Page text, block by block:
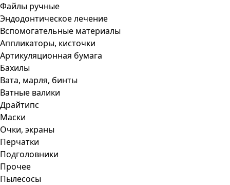
Файлы ручные
Эндодонтическое лечение
Вспомогательные материалы
Аппликаторы, кисточки
Артикуляционная бумага
Бахилы
Вата, марля, бинты
Ватные валики
Драйтипс
Маски
Очки, экраны
Перчатки
Подголовники
Прочее
Пылесосы